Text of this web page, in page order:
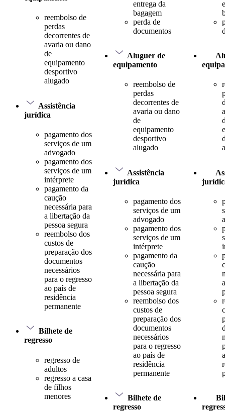
reembolso de
perdas
decorrentes de
avaria ou dano
de
equipamento
desportivo
alugado
Assistência
jurídica
pagamento dos
serviços de um
advogado
pagamento dos
serviços de um
intérprete
pagamento da
caução
necessária para
a libertação da
pessoa segura
reembolso dos
custos de
preparação dos
documentos
necessários
para o regresso
ao país de
residência
permanente
Bilhete de
regresso
regresso de
adultos
regresso a casa
de filhos
menores
entrega da
bagagem
perda de
documentos
Aluguer de
equipamento
reembolso de
perdas
decorrentes de
avaria ou dano
de
equipamento
desportivo
alugado
Assistência
jurídica
pagamento dos
serviços de um
advogado
pagamento dos
serviços de um
intérprete
pagamento da
caução
necessária para
a libertação da
pessoa segura
reembolso dos
custos de
preparação dos
documentos
necessários
para o regresso
ao país de
residência
permanente
Bilhete de
regresso